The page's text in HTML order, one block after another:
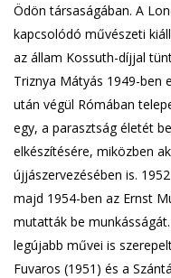
Ödön társaságában. A
kapcsolódó művészeti
az állam Kossuth-díjjal
Triznya Mátyás 1949-ben
után végül Rómában
egy, a parasztság életét
elkészítésére, miközben
újjászervezésében is.
majd 1954-ben az Ernst
mutatták be
legújabb művei is
Fuvaros (1951) és a